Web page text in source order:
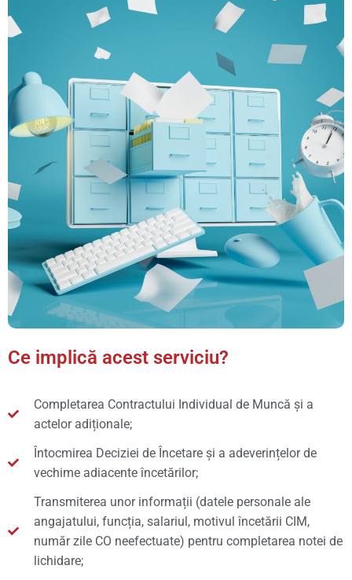
Ce implică acest serviciu?
Completarea Contractului Individual de Muncă și a
actelor adiționale;
Întocmirea Deciziei de Încetare și a adeverințelor de
vechime adiacente încetărilor;
Transmiterea unor informații (datele personale ale
angajatului, funcția, salariul, motivul încetării CIM,
număr zile CO neefectuate) pentru completarea notei de
lichidare;